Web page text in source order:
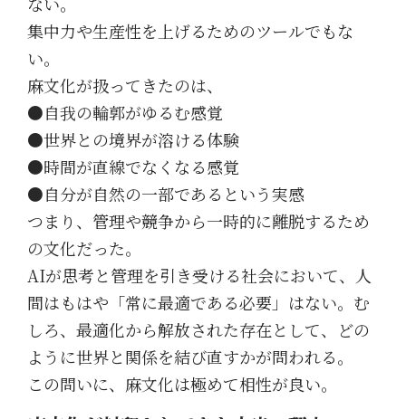
集中力や生産性を上げるためのツールでもな
い。
麻文化が扱ってきたのは、
●自我の輪郭がゆるむ感覚
●世界との境界が溶ける体験
●時間が直線でなくなる感覚
●自分が自然の一部であるという実感
つまり、管理や競争から一時的に離脱するため
の文化だった。
AIが思考と管理を引き受ける社会において、人
間はもはや「常に最適である必要」はない。む
しろ、最適化から解放された存在として、どの
ように世界と関係を結び直すかが問われる。
この問いに、麻文化は極めて相性が良い。